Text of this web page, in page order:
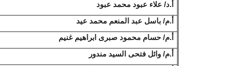
أ.د/ علاء عبود محمد عبود
أ.م/ باسل عبد المنعم محمد عيد
أ.م/ حسام محمود صبرى ابراهيم غنيم
أ.م/ وائل فتحى السيد مندور